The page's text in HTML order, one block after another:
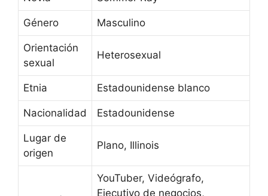
Género Masculino
Orientación
sexual
Heterosexual
Etnia Estadounidense blanco
Nacionalidad Estadounidense
Lugar de
origen
Plano, Illinois
YouTuber, Videógrafo,
Ejecutivo de negocios,